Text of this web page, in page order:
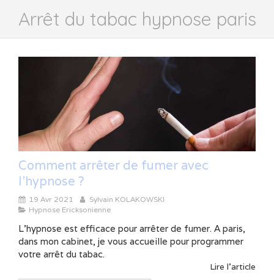
Arrêt du tabac hypnose paris
Comment arrêter de fumer avec
l'hypnose ?
19 Avr 2021
Sylvain KOLAKOWSKI
Hypnose Ericksonienne
L'hypnose est efficace pour arrêter de fumer. A paris,
dans mon cabinet, je vous accueille pour programmer
votre arrêt du tabac.
Lire l'article